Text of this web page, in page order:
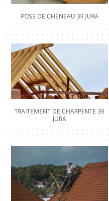
POSE DE CHÉNEAU 39 JURA
TRAITEMENT DE CHARPENTE 39
JURA